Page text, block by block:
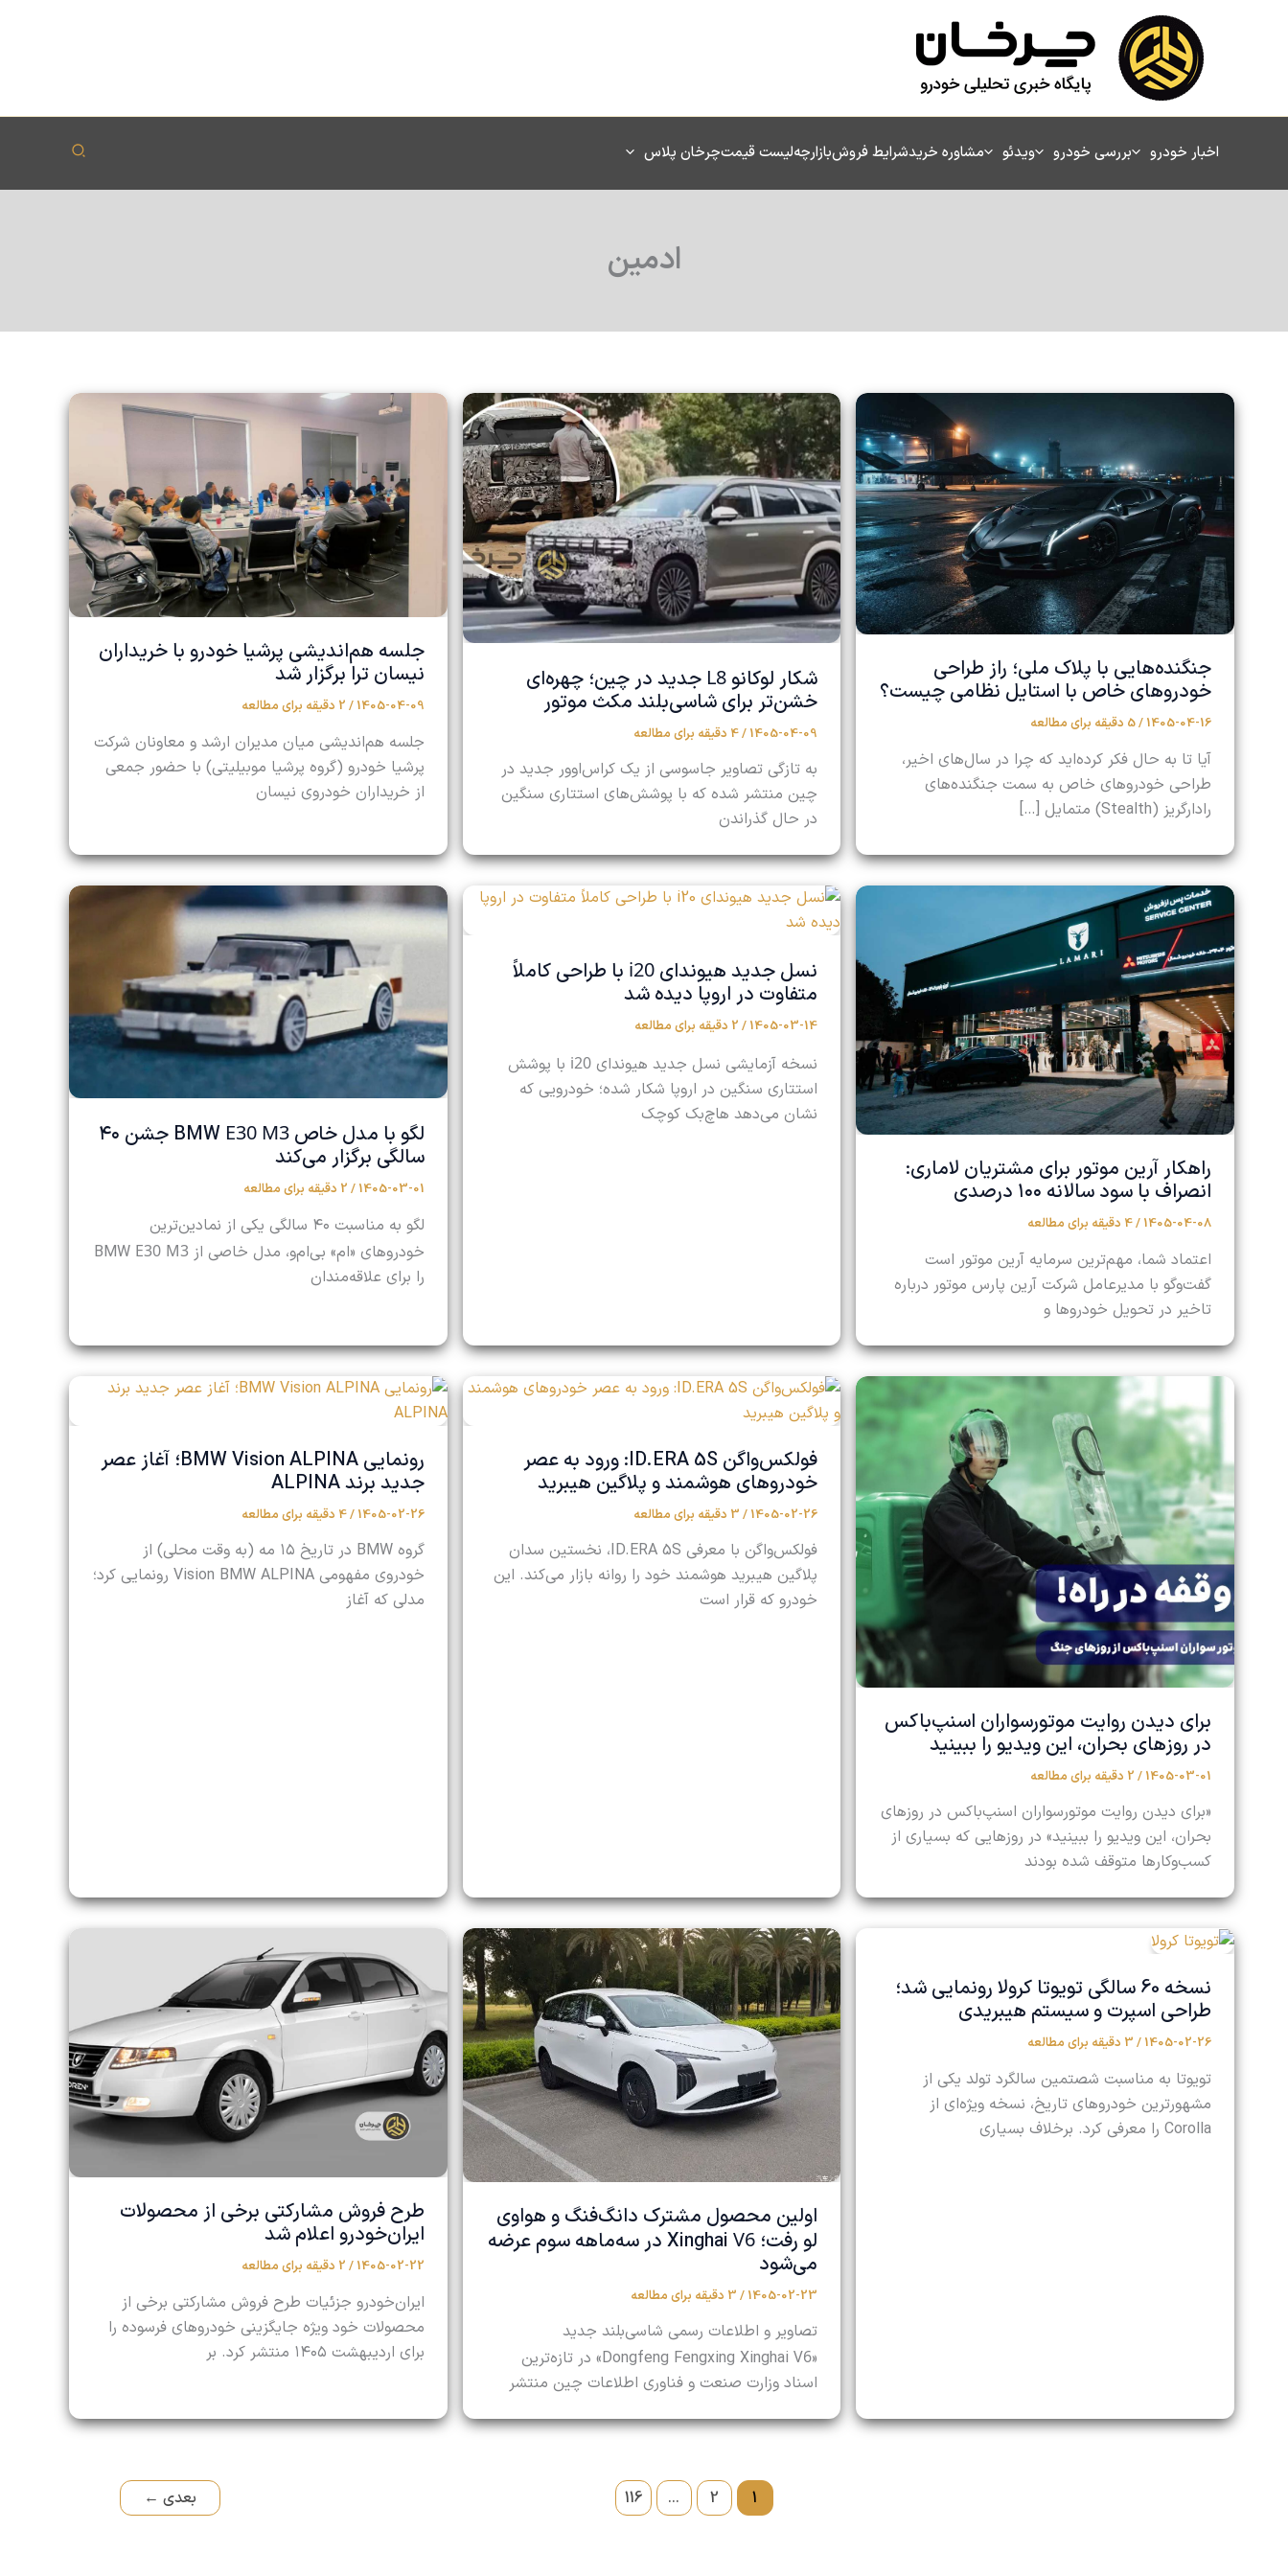
اخبار خودرو بررسی خودرو ویدئو مشاوره خریدشرایط فروشبازارچهلیست قیمتچرخان پلاس
ادمین
جنگنده‌هایی با پلاک ملی؛ راز طراحی
خودروهای خاص با استایل نظامی چیست؟
1405-04-16
/5 دقیقه برای مطالعه
آیا تا به حال فکر کرده‌اید که چرا در سال‌های اخیر،
طراحی خودروهای خاص به سمت جنگنده‌های
رادارگریز (Stealth) متمایل […]
شکار لوکانو L8 جدید در چین؛ چهره‌ای
خشن‌تر برای شاسی‌بلند مکث موتور
1405-04-09
/4 دقیقه برای مطالعه
به تازگی تصاویر جاسوسی از یک کراس‌اوور جدید در
چین منتشر شده که با پوشش‌های استتاری سنگین
در حال گذراندن
جلسه هم‌اندیشی پرشیا خودرو با خریداران
نیسان ترا برگزار شد
1405-04-09
/ 2 دقیقه برای مطالعه
جلسه هم‌اندیشی میان مدیران ارشد و معاونان شرکت
پرشیا خودرو (گروه پرشیا موبیلیتی) با حضور جمعی
از خریداران خودروی نیسان
راهکار آرین موتور برای مشتریان لاماری:
انصراف با سود سالانه ۱۰۰ درصدی
1405-04-08
/4 دقیقه برای مطالعه
اعتماد شما، مهم‌ترین سرمایه آرین موتور است
گفت‌وگو با مدیرعامل شرکت آرین پارس موتور درباره
تاخیر در تحویل خودروها و
نسل جدید هیوندای i20 با طراحی کاملاً
متفاوت در اروپا دیده شد
1405-03-14
/ 2 دقیقه برای مطالعه
نسخه آزمایشی نسل جدید هیوندای i20 با پوشش
استتاری سنگین در اروپا شکار شده؛ خودرویی که
نشان می‌دهد هاچ‌بک کوچک
لگو با مدل خاص BMW E30 M3
جشن ۴۰
سالگی برگزار می‌کند
1405-03-01
/ 2 دقیقه برای مطالعه
لگو به مناسبت ۴۰ سالگی یکی از نمادین‌ترین
خودروهای «ام» بی‌ام‌و، مدل خاصی از BMW
E30 M3
را برای علاقه‌مندان
برای دیدن روایت موتورسواران اسنپ‌باکس
در روزهای بحران، این ویدیو را ببینید
1405-03-01
/ 2 دقیقه برای مطالعه
«برای دیدن روایت موتورسواران اسنپ‌باکس در روزهای
بحران، این ویدیو را ببینید» در روزهایی که بسیاری از
کسب‌وکارها متوقف شده بودند
فولکس‌واگن ID.ERA 5S: ورود به عصر
خودروهای هوشمند و پلاگین هیبرید
1405-02-26
/ 3 دقیقه برای مطالعه
فولکس‌واگن با معرفی ID.ERA 5S، نخستین سدان
پلاگین هیبرید هوشمند خود را روانه بازار می‌کند. این
خودرو که قرار است
رونمایی BMW Vision ALPINA؛ آغاز عصر
جدید برند ALPINA
1405-02-26
/4 دقیقه برای مطالعه
گروه BMW در تاریخ ۱۵ مه (به وقت محلی) از
خودروی مفهومی Vision BMW ALPINA رونمایی کرد؛
مدلی که آغاز
نسخه 60 سالگی تویوتا کرولا رونمایی شد؛
طراحی اسپرت و سیستم هیبریدی
1405-02-26
/ 3 دقیقه برای مطالعه
تویوتا به مناسبت شصتمین سالگرد تولد یکی از
مشهورترین خودروهای تاریخ، نسخه ویژه‌ای از
Corolla را معرفی کرد. برخلاف بسیاری
اولین محصول مشترک دانگ‌فنگ و هواوی
لو رفت؛ Xinghai V6
در سه‌ماهه سوم عرضه
می‌شود
1405-02-23
/ 3 دقیقه برای مطالعه
تصاویر و اطلاعات رسمی شاسی‌بلند جدید
«Dongfeng Fengxing Xinghai
V6
» در تازه‌ترین
اسناد وزارت صنعت و فناوری اطلاعات چین منتشر
طرح فروش مشارکتی برخی از محصولات
ایران‌خودرو اعلام شد
1405-02-22
/ 2 دقیقه برای مطالعه
ایران‌خودرو جزئیات طرح فروش مشارکتی برخی از
محصولات خود ویژه جایگزینی خودروهای فرسوده را
برای اردیبهشت ۱۴۰۵ منتشر کرد. بر
1
2
…
116 بعدی ←